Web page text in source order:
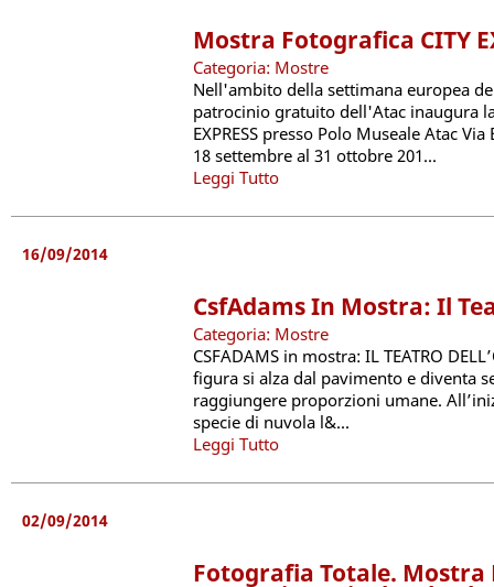
Mostra Fotografica CITY
Categoria: Mostre
Nell'ambito della settimana europea
patrocinio gratuito dell'Atac inaugura
EXPRESS presso Polo Museale Atac
18 settembre al 31 ottobre 201...
Leggi Tutto
16/09/2014
CsfAdams In Mostra: Il
Categoria: Mostre
CSFADAMS in mostra: IL TEATRO
figura si alza dal pavimento e diventa
raggiungere proporzioni umane.
specie di nuvola l&...
Leggi Tutto
02/09/2014
Fotografia Totale.